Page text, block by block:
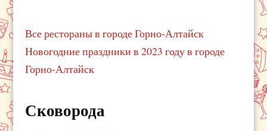
Все рестораны в городе Горно-Алтайск
Новогодние праздники в 2023 году в городе
Горно-Алтайск
Сковорода